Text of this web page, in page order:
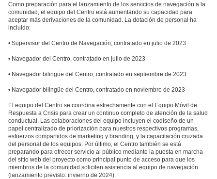
Como preparación para el lanzamiento de los servicios de navegación a la
comunidad, el equipo del Centro está aumentando su capacidad para
aceptar más derivaciones de la comunidad. La dotación de personal ha
incluido:
• Supervisor del Centro de Navegación, contratado en julio de 2023
• Navegador del Centro, contratado en julio de 2023
• Navegador bilingüe del Centro, contratado en septiembre de 2023
• Navegador bilingüe del Centro, contratado en noviembre de 2023
El equipo del Centro se coordina estrechamente con el Equipo Móvil de
Respuesta a Crisis para crear un continuo completo de atención de la salud
conductual. Las colaboraciones del equipo incluyen el codiseño de un
papel centralizado de priorización para nuestros respectivos programas,
esfuerzos compartidos de marketing y branding, y la capacitación cruzada
del personal de los equipos. Por último, el Centro también se está
preparando para ofrecer servicio al público mediante la puesta en marcha
del sitio web del proyecto como principal punto de acceso para que los
miembros de la comunidad soliciten asistencia al equipo de navegación
(lanzamiento previsto: invierno de 2024).